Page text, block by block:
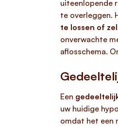
uiteenlopende
te overleggen.
te lossen of
onverwachte
aflosschema.
Een
uw huidige
omdat het een